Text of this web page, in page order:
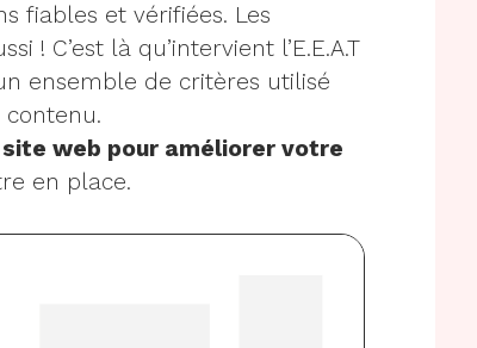
fiables et vérifiées. Les
! C’est là qu’intervient l’E.E.A.T
ensemble de critères utilisé
site web pour améliorer votre
en place.